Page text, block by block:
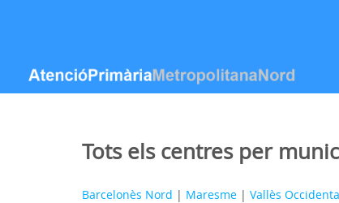
Tots els centres per
Barcelonès Nord | Maresme| Vallès